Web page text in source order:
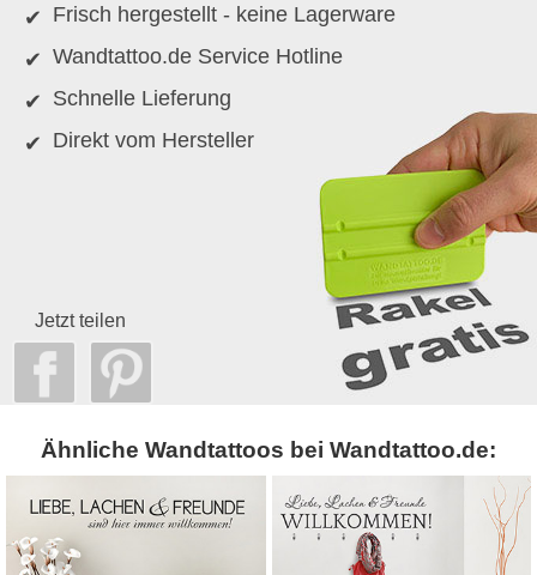
Frisch hergestellt - keine Lagerware
Wandtattoo.de Service Hotline
Schnelle Lieferung
Direkt vom Hersteller
Jetzt teilen
Ähnliche Wandtattoos bei Wandtattoo.de: